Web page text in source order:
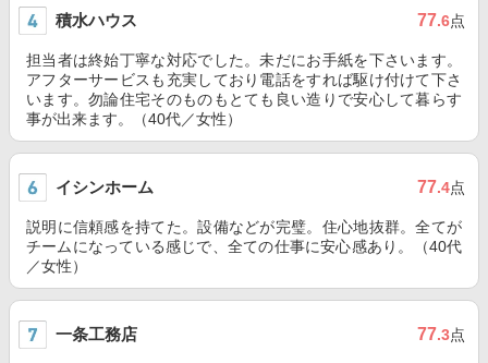
積水ハウス 77.6点
担当者は終始丁寧な対応でした。未だにお手紙を下さいます。
アフターサービスも充実しており電話をすれば駆け付けて下さ
います。勿論住宅そのものもとても良い造りで安心して暮らす
事が出来ます。（40代／女性）
イシンホーム 77.4点
説明に信頼感を持てた。設備などが完璧。住心地抜群。全てが
チームになっている感じで、全ての仕事に安心感あり。（40代
／女性）
一条工務店 77.3点